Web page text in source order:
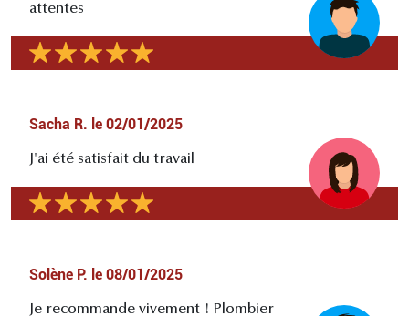
attentes
Sacha R. le 02/01/2025
J'ai été satisfait du travail
Solène P. le 08/01/2025
Je recommande vivement ! Plombier